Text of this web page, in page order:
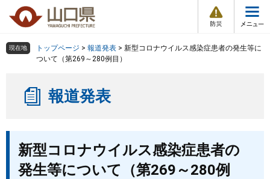
の
ー
情
報
メ
ュ
組織で探す
くらし・環境
検索の仕方 組織で探す
現在地 トップページ > 報道発表 > 新型コロナウイルス感染症患者の発生等に
ついて（第269～280例目）
報道発表
新型コロナウイルス感染症患者の
発生等について（第269～280例